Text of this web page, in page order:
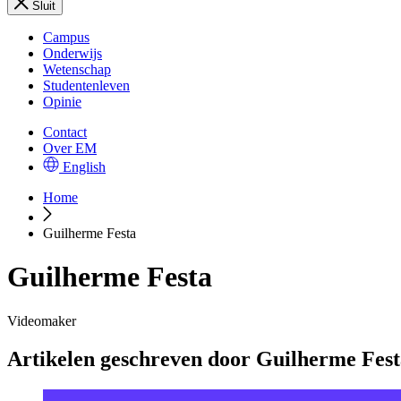
Sluit
Campus
Onderwijs
Wetenschap
Studentenleven
Opinie
Contact
Over EM
English
Home
Guilherme Festa
Guilherme Festa
Videomaker
Artikelen geschreven door Guilherme